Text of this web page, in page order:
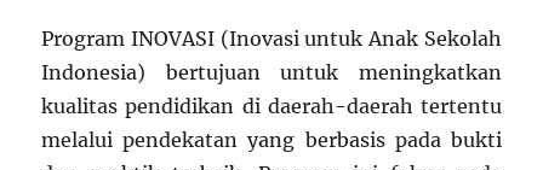
Program INOVASI (Inovasi untuk Anak Sekolah
Indonesia) bertujuan untuk meningkatkan
kualitas pendidikan di daerah-daerah tertentu
melalui pendekatan yang berbasis pada bukti